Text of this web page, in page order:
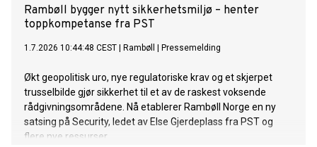
Rambøll bygger nytt sikkerhetsmiljø – henter
toppkompetanse fra PST
1.7.2026 10:44:48 CEST Rambøll Pressemelding
Økt geopolitisk uro, nye regulatoriske krav og et skjerpet
trusselbilde gjør sikkerhet til et av de raskest voksende
rådgivningsområdene. Nå etablerer Rambøll Norge en ny
satsing på Security, ledet av Else Gjerdeplass fra PST og
flere nye ressurser.